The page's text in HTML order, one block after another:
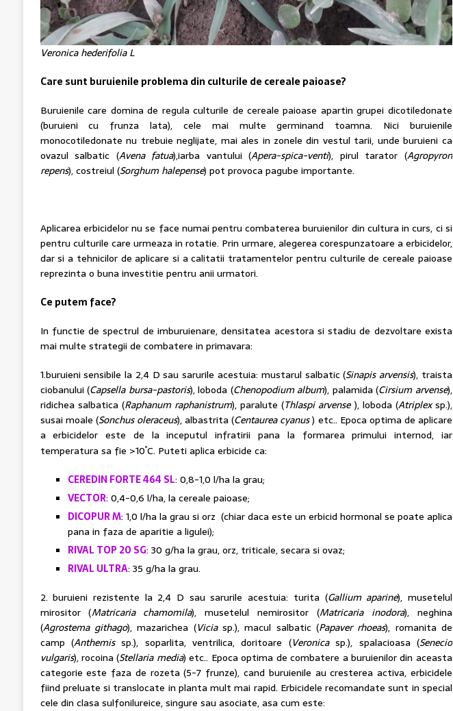
Veronica hederifolia L
Care sunt buruienile problema din culturile de cereale paioase?
Buruienile care domina de regula culturile de cereale paioase apartin grupei dicotiledonate
(buruieni cu frunza lata), cele mai multe germinand toamna. Nici buruienile
monocotiledonate nu trebuie neglijate, mai ales in zonele din vestul tarii, unde buruieni ca
ovazul salbatic (Avena fatua),iarba vantului (Apera-spica-venti), pirul tarator (Agropyron
repens), costreiul (Sorghum halepense) pot provoca pagube importante.
Aplicarea erbicidelor nu se face numai pentru combaterea buruienilor din cultura in curs, ci si
pentru culturile care urmeaza in rotatie. Prin urmare, alegerea corespunzatoare a erbicidelor,
dar si a tehnicilor de aplicare si a calitatii tratamentelor pentru culturile de cereale paioase
reprezinta o buna investitie pentru anii urmatori.
Ce putem face?
In functie de spectrul de imburuienare, densitatea acestora si stadiu de dezvoltare exista
mai multe strategii de combatere in primavara:
1.buruieni sensibile la 2,4 D sau sarurile acestuia: mustarul salbatic (Sinapis arvensis), traista
ciobanului (Capsella bursa-pastoris), loboda (Chenopodium album), palamida (Cirsium arvense),
ridichea salbatica (Raphanum raphanistrum), paralute (Thlaspi arvense ), loboda (Atriplexsp.),
susai moale (Sonchus oleraceus), albastrita (Centaurea cyanus) etc.. Epoca optima de aplicare
a erbicidelor este de la inceputul infratirii pana la formarea primului internod, iar
temperatura sa fie >10°C. Puteti aplica erbicide ca:
CEREDIN FORTE 464 SL: 0,8-1,0 l/ha la grau;
VECTOR: 0,4-0,6 l/ha, la cereale paioase;
DICOPUR M: 1,0 l/ha la grau si orz (chiar daca este un erbicid hormonal se poate aplica
pana in faza de aparitie a ligulei);
RIVAL TOP 20 SG: 30 g/ha la grau, orz, triticale, secara si ovaz;
RIVAL ULTRA: 35 g/ha la grau.
2. buruieni rezistente la 2,4 D sau sarurile acestuia: turita (Gallium aparine), musetelul
mirositor (Matricaria chamomila), musetelul nemirositor (Matricaria inodora), neghina
(Agrostema githago), mazarichea (Viciasp.), macul salbatic (Papaver rhoeas), romanita de
camp (Anthemissp.), soparlita, ventrilica, doritoare (Veronicasp.), spalacioasa (Senecio
vulgaris), rocoina (Stellaria media) etc.. Epoca optima de combatere a buruienilor din aceasta
categorie este faza de rozeta (5-7 frunze), cand buruienile au cresterea activa, erbicidele
fiind preluate si translocate in planta mult mai rapid. Erbicidele recomandate sunt in special
cele din clasa sulfonilureice, singure sau asociate, asa cum este: